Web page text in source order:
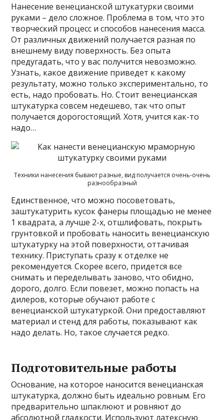
Нанесение венецианской штукатурки своими
руками – дело сложное. Проблема в том, что это
творческий процесс и способов нанесения масса.
От различных движений получается разная по
внешнему виду поверхность. Без опыта
предугадать, что у вас получится невозможно.
Узнать, какое движение приведет к какому
результату, можно только экспериментально, то
есть, надо пробовать. Но. Стоит венецианская
штукатурка совсем недешево, так что опыт
получается дорогостоящий. Хотя, учится как-то
надо…
Техники нанесения бывают разные, вид получается очень-очень
разнообразный
Единственное, что можно посоветовать,
заштукатурить кусок фанеры площадью не менее
1 квадрата, а лучше 2-х, отшлифовать, покрыть
грунтовкой и пробовать наносить венецианскую
штукатурку на этой поверхности, оттачивая
технику. Приступать сразу к отделке не
рекомендуется. Скорее всего, придется все
снимать и переделывать заново, что обидно,
дорого, долго. Если повезет, можно попасть на
дилеров, которые обучают работе с
венецианской штукатуркой. Они предоставляют
материал и стенд для работы, показывают как
надо делать. Но, такое случается редко.
Подготовительные работы
Основание, на которое наносится венецианская
штукатурка, должно быть идеально ровным. Его
предварительно шпаклюют и ровняют до
абсолютной гладкости. Используют латексную